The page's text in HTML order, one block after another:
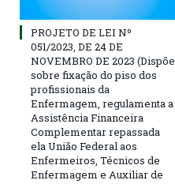
PROJETO DE LEI Nº
051/2023, DE 24 DE
NOVEMBRO DE 2023 (Dispõe
sobre fixação do piso dos
profissionais da
Enfermagem, regulamenta a
Assistência Financeira
Complementar repassada
ela União Federal aos
Enfermeiros, Técnicos de
Enfermagem e Auxiliar de